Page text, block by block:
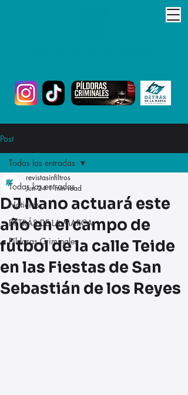
Post
Todas las entradas
Noticias
DETRÁS DE LA MARCA
Píldoras Criminales
Todas las entradas
DJ Nano actuará este
año en el campo de
fútbol de la calle Teide
en las Fiestas de San
Sebastián de los Reyes
revistasinfiltros
Jun 24 1 min read